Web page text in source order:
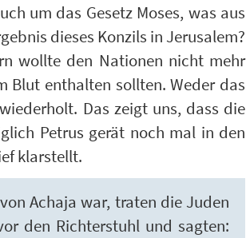
um das Gesetz Moses, was aus
dieses Konzils in Jerusalem?
wollte den Nationen nicht mehr
Blut enthalten sollten. Weder das
Das zeigt uns, dass die
Petrus gerät noch mal in den
klarstellt.
Achaja war, traten die Juden
den Richterstuhl und sagten: